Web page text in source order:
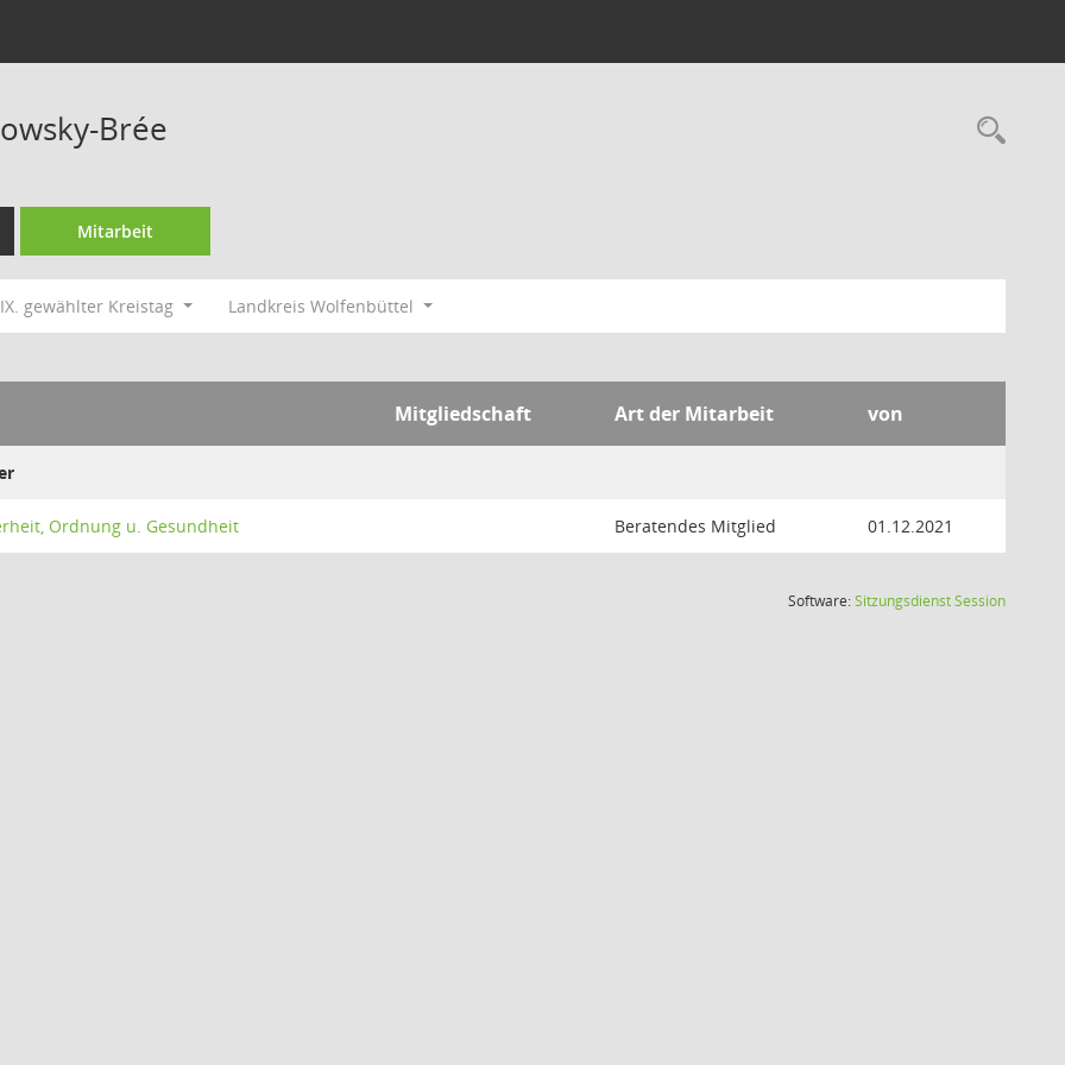
Brée
Mitarbeit
gewählter Kreistag Landkreis Wolfenbüttel
Mitgliedschaft Art der Mitarbeit von
Ordnung u. Gesundheit Beratendes Mitglied 01.12.2021
Software:SitzungsdienstSession(Wird in